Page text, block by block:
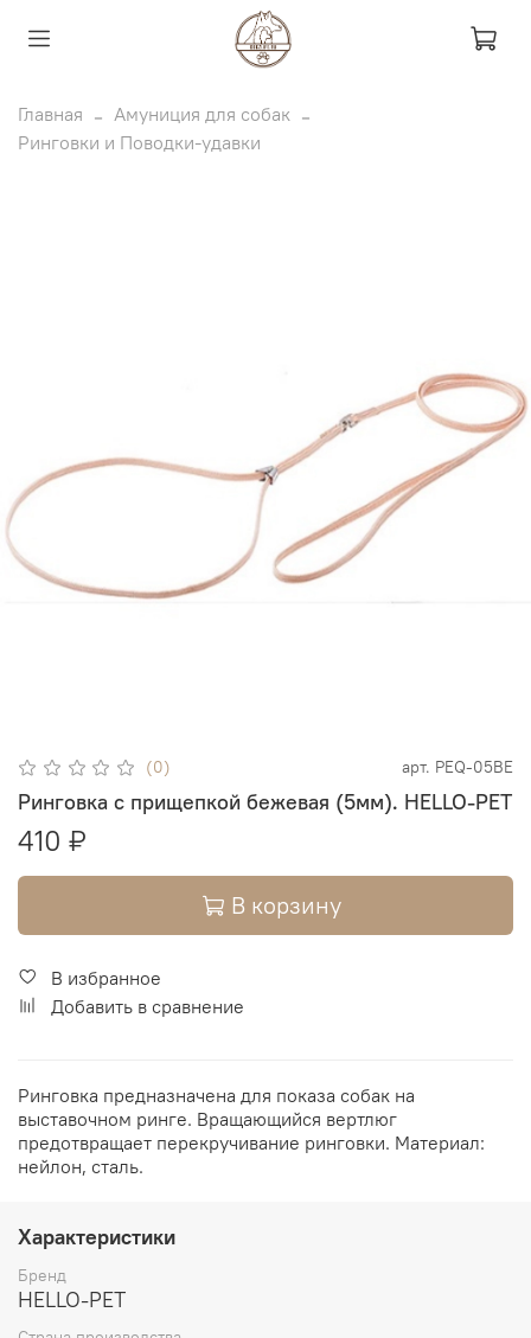
Главная
Амуниция для собак
Ринговки и Поводки-удавки
(0) арт. PEQ-05BE
Ринговка с прищепкой бежевая (5мм). HELLO-PET
410 ₽
В корзину
В избранное
Добавить в сравнение
Ринговка предназначена для показа собак на
выставочном ринге. Вращающийся вертлюг
предотвращает перекручивание ринговки. Материал:
нейлон, сталь.
Характеристики
Бренд
HELLO-PET